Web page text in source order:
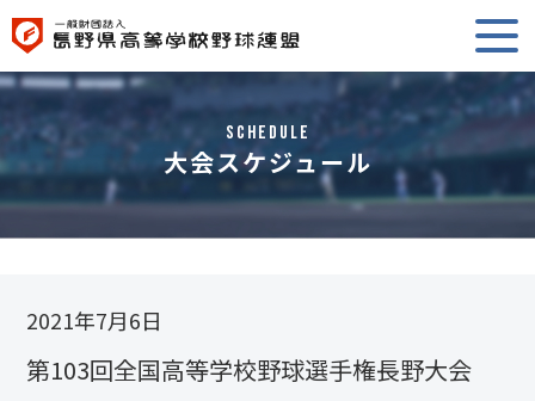
Schedule
大会スケジュール
2021年7月6日
第103回全国高等学校野球選手権長野大会